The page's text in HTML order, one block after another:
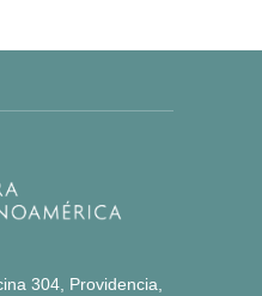
304, Providencia,